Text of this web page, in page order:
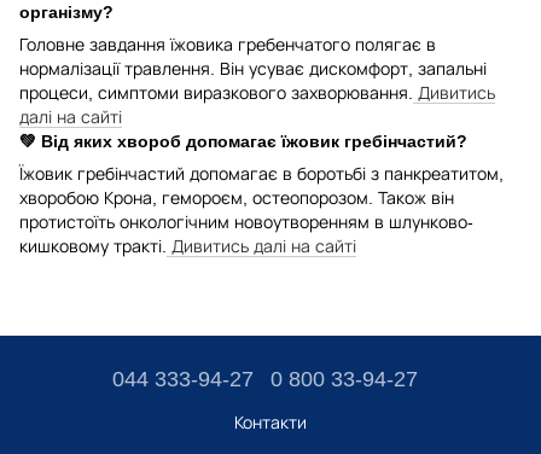
організму?
Головне завдання їжовика гребенчатого полягає в
нормалізації травлення. Він усуває дискомфорт, запальні
процеси, симптоми виразкового захворювання.
Дивитись
далі на сайті
💚 Від яких хвороб допомагає їжовик гребінчастий?
Їжовик гребінчастий допомагає в боротьбі з панкреатитом,
хворобою Крона, гемороєм, остеопорозом. Також він
протистоїть онкологічним новоутворенням в шлунково-
кишковому тракті. Дивитись далі на сайті
044 333-94-27 0 800 33-94-27
Контакти